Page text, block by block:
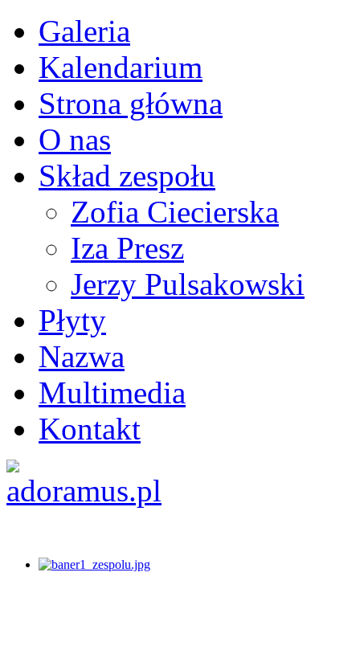
Galeria
Kalendarium
Strona główna
O nas
Skład zespołu
Zofia Ciecierska
Iza Presz
Jerzy Pulsakowski
Płyty
Nazwa
Multimedia
Kontakt